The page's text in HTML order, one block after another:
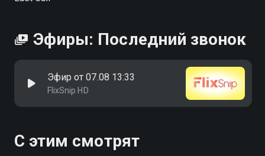
Эфиры: Последний звонок
Эфир от 07.08 13:33
FlixSnip HD
С этим смотрят